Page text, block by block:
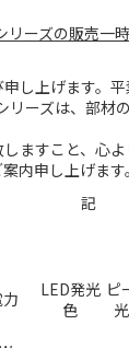
リーズの販売一
上げます。平
ーズは、部材
ますこと、心
内申し上げます。
記
LED発光
色
ピ